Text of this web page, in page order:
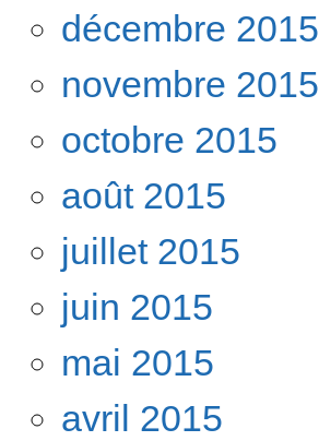
décembre 2015
novembre 2015
octobre 2015
août 2015
juillet 2015
juin 2015
mai 2015
avril 2015